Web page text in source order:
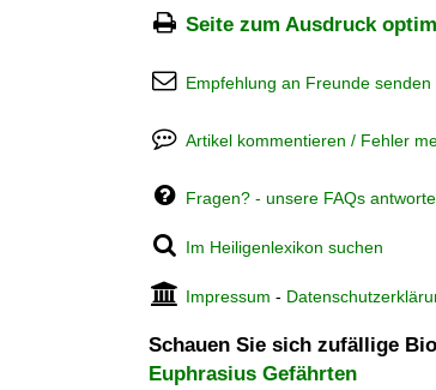
Seite zum Ausdruck
Empfehlung an Freunde senden
Artikel kommentieren / Fehler
Fragen? - unsere FAQs
Im Heiligenlexikon suchen
Impressum -
Schauen Sie sich zufällige
Euphrasius Gefährten